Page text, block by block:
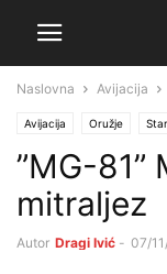
Naslovna Avijacija
Avijacija Oružje
”MG-81”
mitraljez
Autor Dragi Ivić - 07/